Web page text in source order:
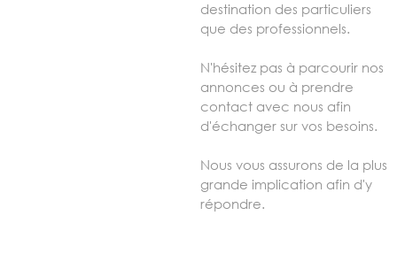
destination des particuliers
que des professionnels.
N'hésitez pas à parcourir nos
annonces ou à prendre
contact avec nous afin
d'échanger sur vos besoins.
Nous vous assurons de la plus
grande implication afin d'y
répondre.